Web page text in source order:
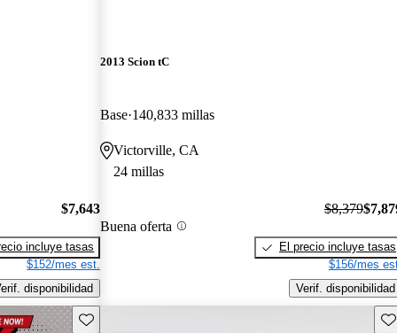
$7,643
incluye tasas
$152/mes est.
disponibilidad
2013 Scion tC
Base 140,833 millas
Victorville, CA
24 millas
Buena oferta
$8,379
El precio incluye tasas
$156/mes
Verif. disponibilidad
Guarda este Aviso